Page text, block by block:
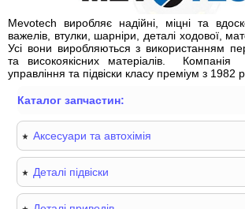
Mevotech виробляє надійні, міцні та
важелів, втулки, шарніри, деталі ходової,
Усі вони виробляються з використанням
та високоякісних матеріалів.
управління та підвіски класу преміум з 1982
Каталог запчастин:
Аксесуари та автохімія
Деталі підвіски